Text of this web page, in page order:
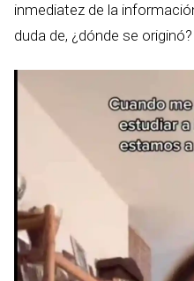
inmediatez de la
duda de, ¿dónde se originó?